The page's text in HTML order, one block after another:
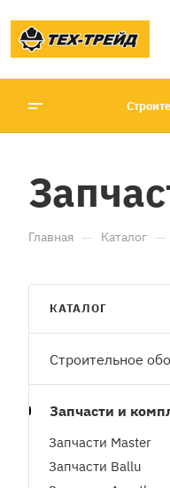
Главная — Каталог —
КАТАЛОГ
Строительное
Запчасти и
Запчасти Master
Запчасти Ballu